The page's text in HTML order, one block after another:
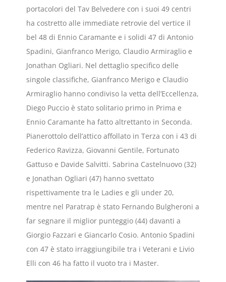
portacolori del Tav Belvedere con i suoi 49 centri
ha costretto alle immediate retrovie del vertice il
bel 48 di Ennio Caramante e i solidi 47 di Antonio
Spadini, Gianfranco Merigo, Claudio Armiraglio e
Jonathan Ogliari. Nel dettaglio specifico delle
singole classifiche, Gianfranco Merigo e Claudio
Armiraglio hanno condiviso la vetta dell’Eccellenza,
Diego Puccio è stato solitario primo in Prima e
Ennio Caramante ha fatto altrettanto in Seconda.
Pianerottolo dell’attico affollato in Terza con i 43 di
Federico Ravizza, Giovanni Gentile, Fortunato
Gattuso e Davide Salvitti. Sabrina Castelnuovo (32)
e Jonathan Ogliari (47) hanno svettato
rispettivamente tra le Ladies e gli under 20,
mentre nel Paratrap è stato Fernando Bulgheroni a
far segnare il miglior punteggio (44) davanti a
Giorgio Fazzari e Giancarlo Cosio. Antonio Spadini
con 47 è stato irraggiungibile tra i Veterani e Livio
Elli con 46 ha fatto il vuoto tra i Master.